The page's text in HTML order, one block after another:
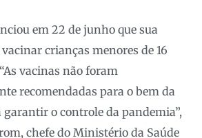
em 22 de junho que sua
crianças menores de 16
vacinas não foram
recomendadas para o bem da
o controle da pandemia”,
chefe do Ministério da Saúde